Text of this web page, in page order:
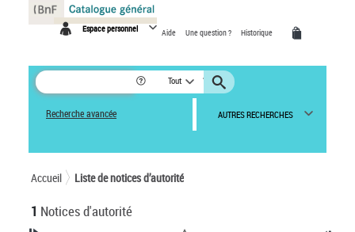
Espace personnel Aide Une question ? Historique
Tout
Recherche avancée AUTRES RECHERCHES
Accueil Liste de notices d’autorité
1 Notices d'autorité
Panneau de gestion des cookies